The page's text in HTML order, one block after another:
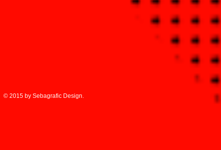
© 2015 by Sebagrafic Design.